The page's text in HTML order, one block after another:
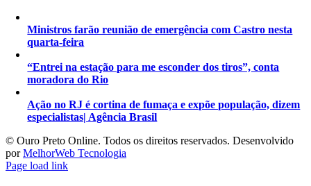
Ministros farão reunião de emergência com Castro nesta
quarta-feira
“Entrei na estação para me esconder dos tiros”, conta
moradora do Rio
Ação no RJ é cortina de fumaça e expõe população, dizem
especialistas| Agência Brasil
©️ Ouro Preto Online. Todos os direitos reservados. Desenvolvido
porMelhorWeb Tecnologia
Page load link